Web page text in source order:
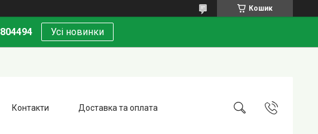
Кошик
Усі новинки
Контакти Доставка та оплата